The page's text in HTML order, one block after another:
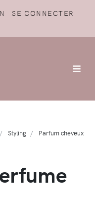
SE CONNECTER
Styling
Parfum cheveux